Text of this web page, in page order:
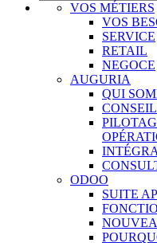
VOS MÉTIERS
VOS
SERVICE
RETAIL
NEGOCE
AUGURIA
QUI
ODOO
SUITE